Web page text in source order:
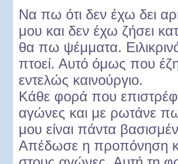
Να πω ότι δεν έχω δει
μου και δεν έχω ζήσει
θα πω ψέμματα.
πτοεί. Αυτό όμως που
εντελώς καινούργιο.
Κάθε φορά που
αγώνες και με ρωτάνε
μου είναι πάντα
Απέδωσε η προπόνηση